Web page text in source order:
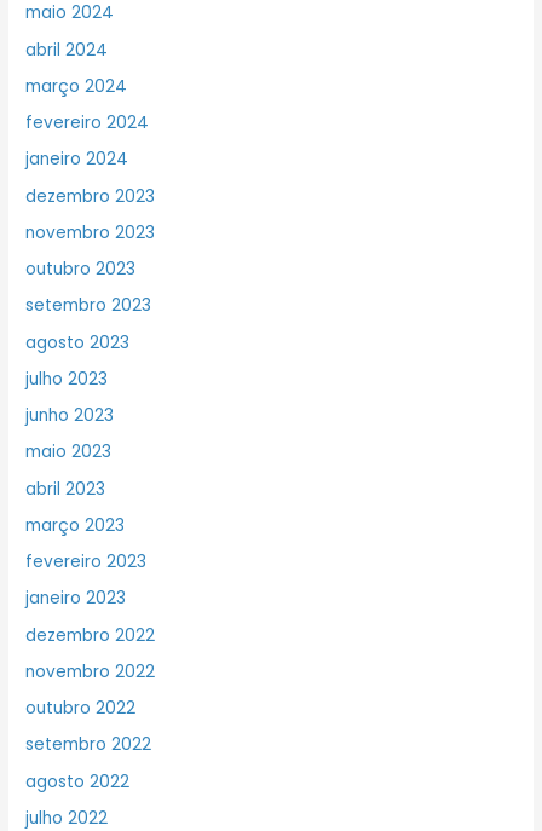
maio 2024
abril 2024
março 2024
fevereiro 2024
janeiro 2024
dezembro 2023
novembro 2023
outubro 2023
setembro 2023
agosto 2023
julho 2023
junho 2023
maio 2023
abril 2023
março 2023
fevereiro 2023
janeiro 2023
dezembro 2022
novembro 2022
outubro 2022
setembro 2022
agosto 2022
julho 2022